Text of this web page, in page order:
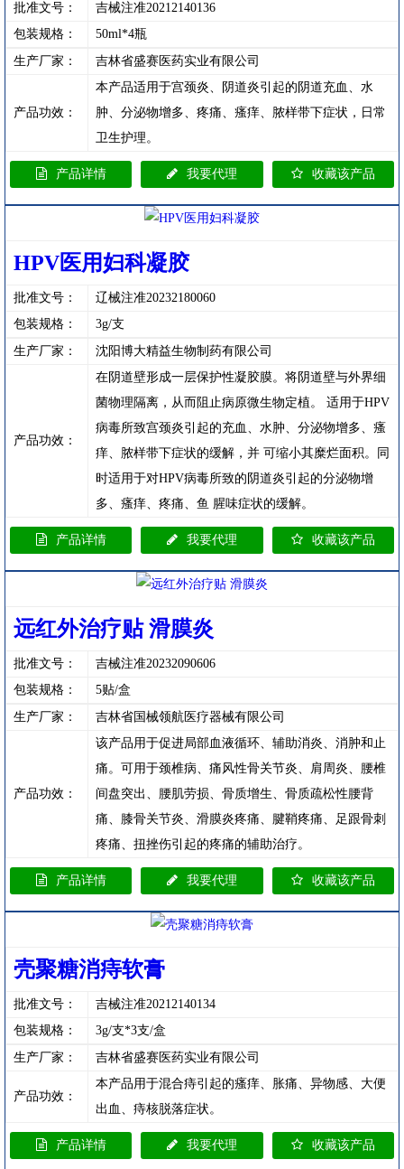
批准文号：
吉械注准20212140136
包装规格：
50ml*4瓶
生产厂家：
吉林省盛赛医药实业有限公司
产品功效：
本产品适用于宫颈炎、阴道炎引起的阴道充血、水
肿、分泌物增多、疼痛、瘙痒、脓样带下症状，日常
卫生护理。
产品详情 我要代理 收藏该产品
HPV医用妇科凝胶
批准文号：
辽械注准20232180060
包装规格：
3g/支
生产厂家：
沈阳博大精益生物制药有限公司
产品功效：
在阴道壁形成一层保护性凝胶膜。将阴道壁与外界细
菌物理隔离，从而阻止病原微生物定植。 适用于HPV
病毒所致宫颈炎引起的充血、水肿、分泌物增多、瘙
痒、脓样带下症状的缓解，并 可缩小其糜烂面积。同
时适用于对HPV病毒所致的阴道炎引起的分泌物增
多、瘙痒、疼痛、鱼 腥味症状的缓解。
产品详情 我要代理 收藏该产品
远红外治疗贴 滑膜炎
批准文号：
吉械注准20232090606
包装规格：
5贴/盒
生产厂家：
吉林省国械领航医疗器械有限公司
产品功效：
该产品用于促进局部血液循环、辅助消炎、消肿和止
痛。可用于颈椎病、痛风性骨关节炎、肩周炎、腰椎
间盘突出、腰肌劳损、骨质增生、骨质疏松性腰背
痛、膝骨关节炎、滑膜炎疼痛、腱鞘疼痛、足跟骨刺
疼痛、扭挫伤引起的疼痛的辅助治疗。
产品详情 我要代理 收藏该产品
壳聚糖消痔软膏
批准文号：
吉械注准20212140134
包装规格：
3g/支*3支/盒
生产厂家：
吉林省盛赛医药实业有限公司
产品功效：
本产品用于混合痔引起的瘙痒、胀痛、异物感、大便
出血、痔核脱落症状。
产品详情 我要代理 收藏该产品